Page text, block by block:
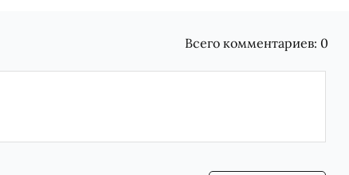
Всего комментариев: 0